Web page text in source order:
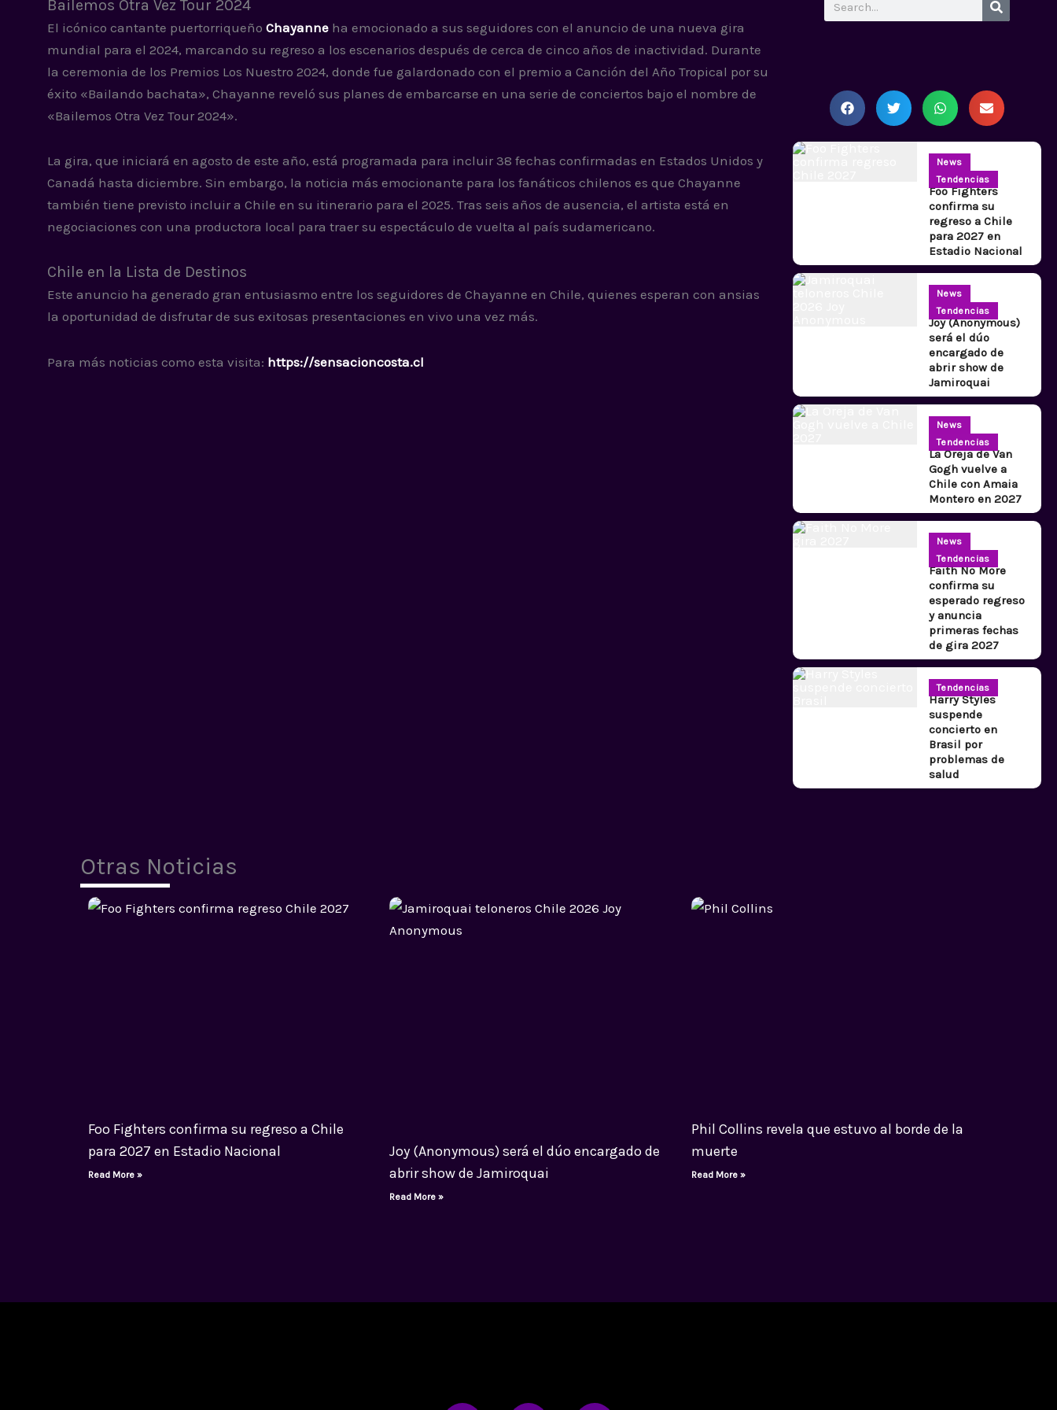
Bailemos Otra Vez Tour 2024
El icónico cantante puertorriqueño Chayanne ha emocionado a sus seguidores con el anuncio de una nueva gira
mundial para el 2024, marcando su regreso a los escenarios después de cerca de cinco años de inactividad. Durante
la ceremonia de los Premios Los Nuestro 2024, donde fue galardonado con el premio a Canción del Año Tropical por su
éxito «Bailando bachata», Chayanne reveló sus planes de embarcarse en una serie de conciertos bajo el nombre de
«Bailemos Otra Vez Tour 2024».
La gira, que iniciará en agosto de este año, está programada para incluir 38 fechas confirmadas en Estados Unidos y
Canadá hasta diciembre. Sin embargo, la noticia más emocionante para los fanáticos chilenos es que Chayanne
también tiene previsto incluir a Chile en su itinerario para el 2025. Tras seis años de ausencia, el artista está en
negociaciones con una productora local para traer su espectáculo de vuelta al país sudamericano.
Chile en la Lista de Destinos
Este anuncio ha generado gran entusiasmo entre los seguidores de Chayanne en Chile, quienes esperan con ansias
la oportunidad de disfrutar de sus exitosas presentaciones en vivo una vez más.
Para más noticias como esta visita: https://sensacioncosta.cl
Search
News
Tendencias
Foo Fighters
confirma su
regreso a Chile
para 2027 en
Estadio Nacional
News
Tendencias
Joy (Anonymous)
será el dúo
encargado de
abrir show de
Jamiroquai
News
Tendencias
La Oreja de Van
Gogh vuelve a
Chile con Amaia
Montero en 2027
News
Tendencias
Faith No More
confirma su
esperado regreso
y anuncia
primeras fechas
de gira 2027
Tendencias
Harry Styles
suspende
concierto en
Brasil por
problemas de
salud
Otras Noticias
Foo Fighters confirma su regreso a Chile
para 2027 en Estadio Nacional
Read More »
Joy (Anonymous) será el dúo encargado de
abrir show de Jamiroquai
Read More »
Phil Collins revela que estuvo al borde de la
muerte
Read More »